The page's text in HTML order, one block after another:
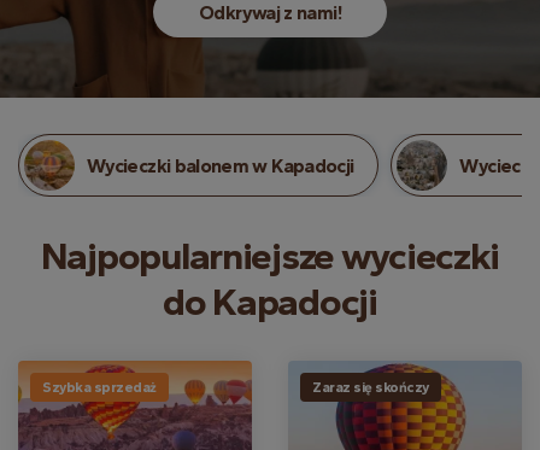
Odkrywaj z nami!
Wycieczki balonem w Kapadocji
Najpopularniejsze wycieczki
do Kapadocji
Szybka sprzedaż Zaraz się skończy